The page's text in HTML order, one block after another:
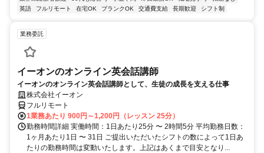
英語
フルリモート 在宅OK ブランクOK 交通費支給 長期歓迎 シフト制
業務委託
イーオンのオンライン英会話講師
イーオンのオンライン英会話講師として、生徒の成長を支える仕事
株式会社イーオン
フルリモート
1業務あたり 900円～1,200円（レッスン 25分）
勤務時間詳細 実働時間：1日あたり25分 〜 2時間5分 平均勤務日数：
1ヶ月あたり1日 〜 31日 ご提出いただいたシフトの数によって1日あ
たりの勤務時間は変動いたします。上記はあくまで目安となり...